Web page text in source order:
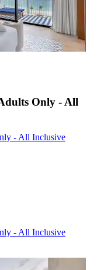
Only - All
- All Inclusive
- All Inclusive